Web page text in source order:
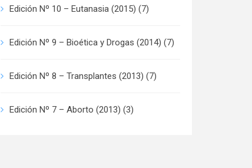
Edición Nº 10 – Eutanasia (2015) (7)
Edición Nº 9 – Bioética y Drogas (2014) (7)
Edición Nº 8 – Transplantes (2013) (7)
Edición Nº 7 – Aborto (2013) (3)